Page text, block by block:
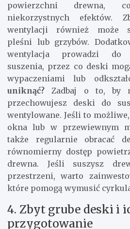
powierzchni drewna,
niekorzystnych efektów.
wentylacji również może
pleśni lub grzybów.
wentylacja prowadzi do
suszenia, przez co deski
wypaczeniami lub
uniknąć? Zadbaj o to, by
przechowujesz deski do
wentylowane. Jeśli to
okna lub w przewiewnym
także regularnie obracać
równomierny dostęp
drewna. Jeśli suszysz
przestrzeni, warto
które pomogą wymusić
4. Zbyt grube deski i
przygotowanie